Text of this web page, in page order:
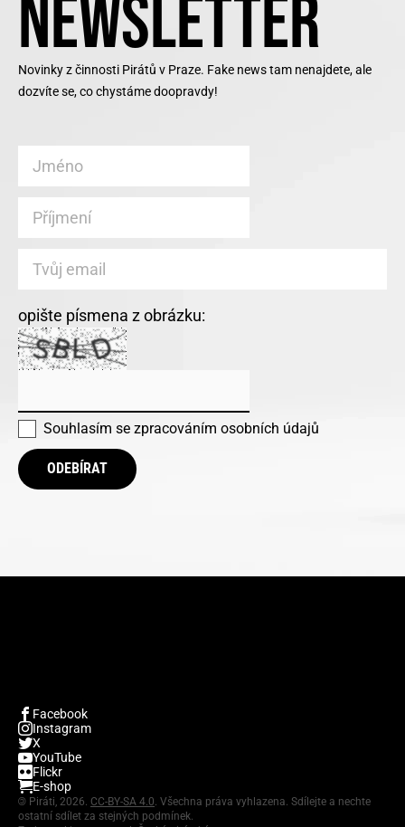
NEWSLETTER
Novinky z činnosti Pirátů v Praze. Fake news tam nenajdete, ale
dozvíte se, co chystáme doopravdy!
opište písmena z obrázku:
Souhlasím se zpracováním osobních údajů
ODEBÍRAT
Facebook
Instagram
X
YouTube
Flickr
E-shop
© Piráti, 2026. CC-BY-SA 4.0. Všechna práva vyhlazena. Sdílejte a nechte
ostatní sdílet za stejných podmínek.